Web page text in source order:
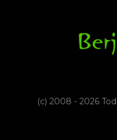
(c) 2008 - 2026